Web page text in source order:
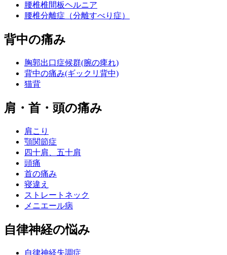
腰椎椎間板ヘルニア
腰椎分離症（分離すべり症）
背中の痛み
胸郭出口症候群(腕の痺れ)
背中の痛み(ギックリ背中)
猫背
肩・首・頭の痛み
肩こり
顎関節症
四十肩、五十肩
頭痛
首の痛み
寝違え
ストレートネック
メニエール病
自律神経の悩み
自律神経失調症